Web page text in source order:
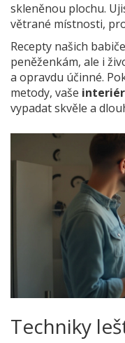
skleněnou plochu.
větrané místnosti,
Recepty našich
peněženkám, ale i
a opravdu účinné.
metody, vaše
vypadat skvěle a
Techniky